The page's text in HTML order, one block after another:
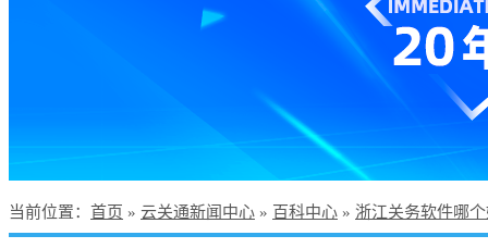
当前位置： 首页 » 云关通新闻中心 » 百科中心 » 浙江关务软件哪